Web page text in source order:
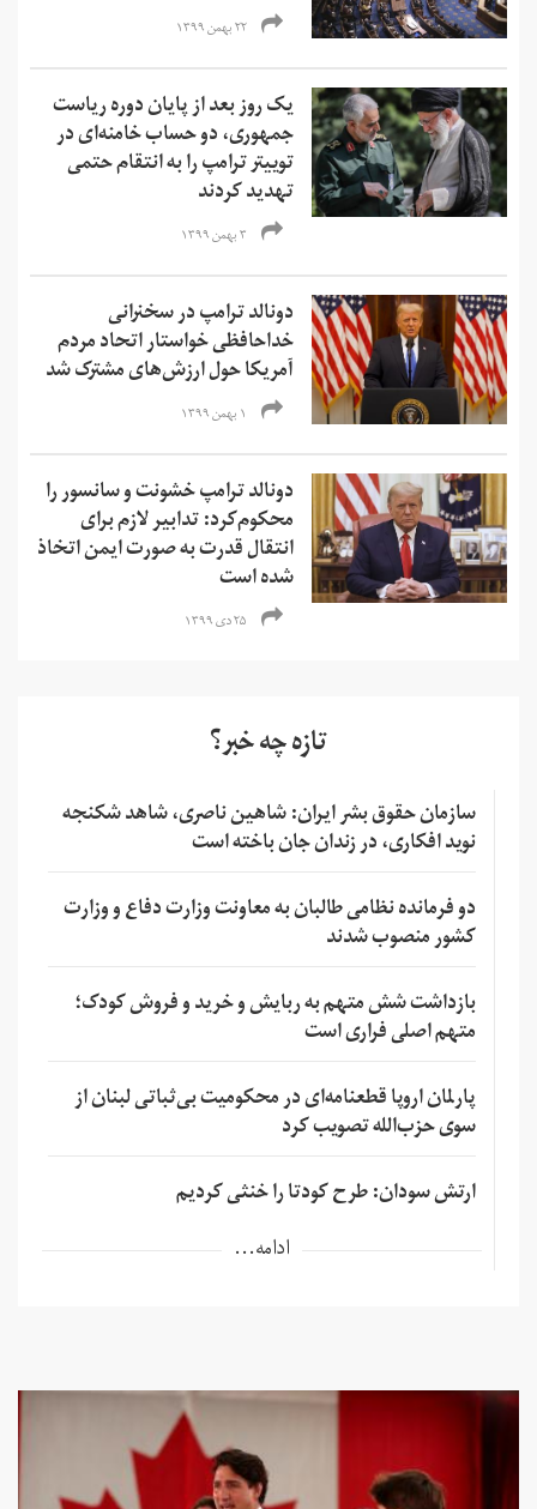
۲۲ بهمن ۱۳۹۹
یک روز بعد از پایان دوره‌ ریاست
جمهوری، دو حساب‌ خامنه‌ای در
توییتر ترامپ را به انتقام حتمی
تهدید کردند
۳ بهمن ۱۳۹۹
دونالد ترامپ در سخنرانی
خداحافظی خواستار اتحاد مردم
آمریکا حول ارزش‌های مشترک شد
۱ بهمن ۱۳۹۹
دونالد ترامپ خشونت و سانسور را
محکوم‌کرد: تدابیر لازم برای
انتقال قدرت به صورت ایمن اتخاذ
شده است
۲۵ دی ۱۳۹۹
تازه چه خبر؟
سازمان حقوق بشر ایران: شاهین ناصری، شاهد شکنجه
نوید افکاری، در زندان جان باخته است
دو فرمانده نظامی طالبان به معاونت وزارت دفاع و وزارت
کشور منصوب شدند
بازداشت شش متهم به ربایش و خرید و فروش کودک؛
متهم اصلی فراری است
پارلمان اروپا قطعنامه‌ای در محکومیت بی‌ثباتی لبنان از
سوی حزب‌الله تصویب کرد
ارتش سودان: طرح کودتا را خنثی کردیم
ادامه...